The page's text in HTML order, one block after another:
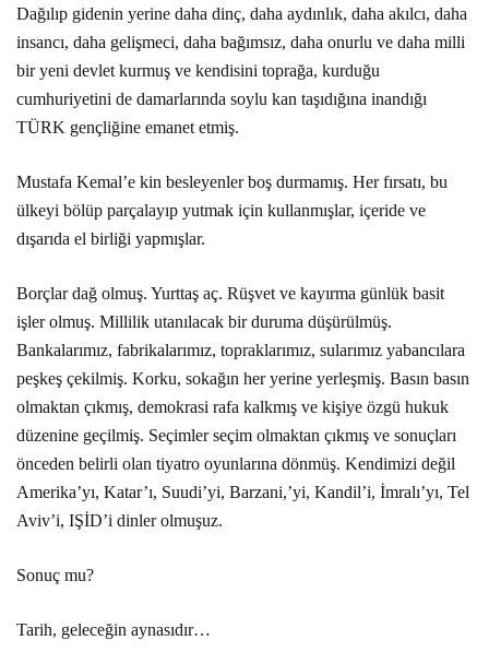
Dağılıp gidenin yerine daha dinç, daha aydınlık, daha akılcı, daha
insancı, daha gelişmeci, daha bağımsız, daha onurlu ve daha milli
bir yeni devlet kurmuş ve kendisini toprağa, kurduğu
cumhuriyetini de damarlarında soylu kan taşıdığına inandığı
TÜRK gençliğine emanet etmiş.
Mustafa Kemal’e kin besleyenler boş durmamış. Her fırsatı, bu
ülkeyi bölüp parçalayıp yutmak için kullanmışlar, içeride ve
dışarıda el birliği yapmışlar.
Borçlar dağ olmuş. Yurttaş aç. Rüşvet ve kayırma günlük basit
işler olmuş. Millilik utanılacak bir duruma düşürülmüş.
Bankalarımız, fabrikalarımız, topraklarımız, sularımız yabancılara
peşkeş çekilmiş. Korku, sokağın her yerine yerleşmiş. Basın basın
olmaktan çıkmış, demokrasi rafa kalkmış ve kişiye özgü hukuk
düzenine geçilmiş. Seçimler seçim olmaktan çıkmış ve sonuçları
önceden belirli olan tiyatro oyunlarına dönmüş. Kendimizi değil
Amerika’yı, Katar’ı, Suudi’yi, Barzani,’yi, Kandil’i, İmralı’yı, Tel
Aviv’i, IŞİD’i dinler olmuşuz.
Sonuç mu?
Tarih, geleceğin aynasıdır…